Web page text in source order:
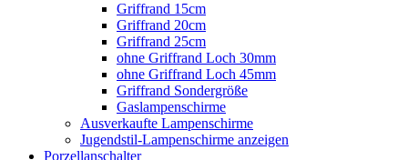
Griffrand 15cm
Griffrand 20cm
Griffrand 25cm
ohne Griffrand Loch 30mm
ohne Griffrand Loch 45mm
Griffrand Sondergröße
Gaslampenschirme
Ausverkaufte Lampenschirme
Jugendstil-Lampenschirme anzeigen
Porzellanschalter